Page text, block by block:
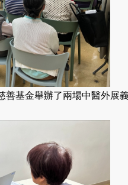
基金舉辦了兩場中醫外展